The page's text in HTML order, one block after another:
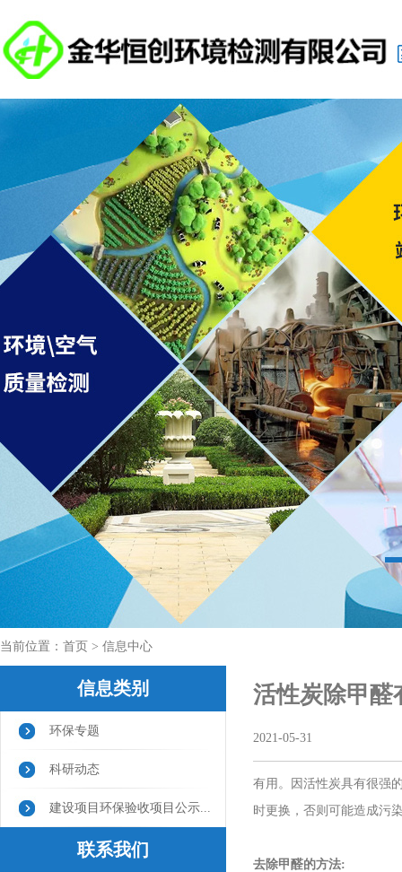
当前位置： 首页 > 信息中心
信息类别
环保专题
科研动态
建设项目环保验收项目公示...
联系我们
活性炭除甲醛
2021-05-31
有用。因活性炭具有很强
时更换，否则可能造成污
去除甲醛的方法: